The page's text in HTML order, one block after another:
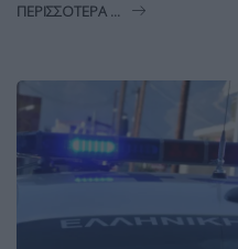
ΠΕΡΙΣΣΌΤΕΡΑ ...